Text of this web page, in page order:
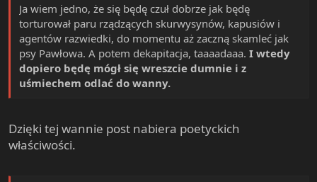
Ja wiem jedno, że się będę czuł dobrze jak będę
torturował paru rządzących skurwysynów, kapusiów i
agentów razwiedki, do momentu aż zaczną skamleć jak
psy Pawłowa. A potem dekapitacja, taaaadaaa. I wtedy
dopiero będę mógł się wreszcie dumnie i z
uśmiechem odlać do wanny.
Dzięki tej wannie post nabiera poetyckich
właściwości.